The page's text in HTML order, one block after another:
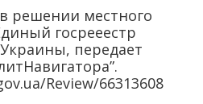
решении местного
госрееестр
передает
Review/66313608